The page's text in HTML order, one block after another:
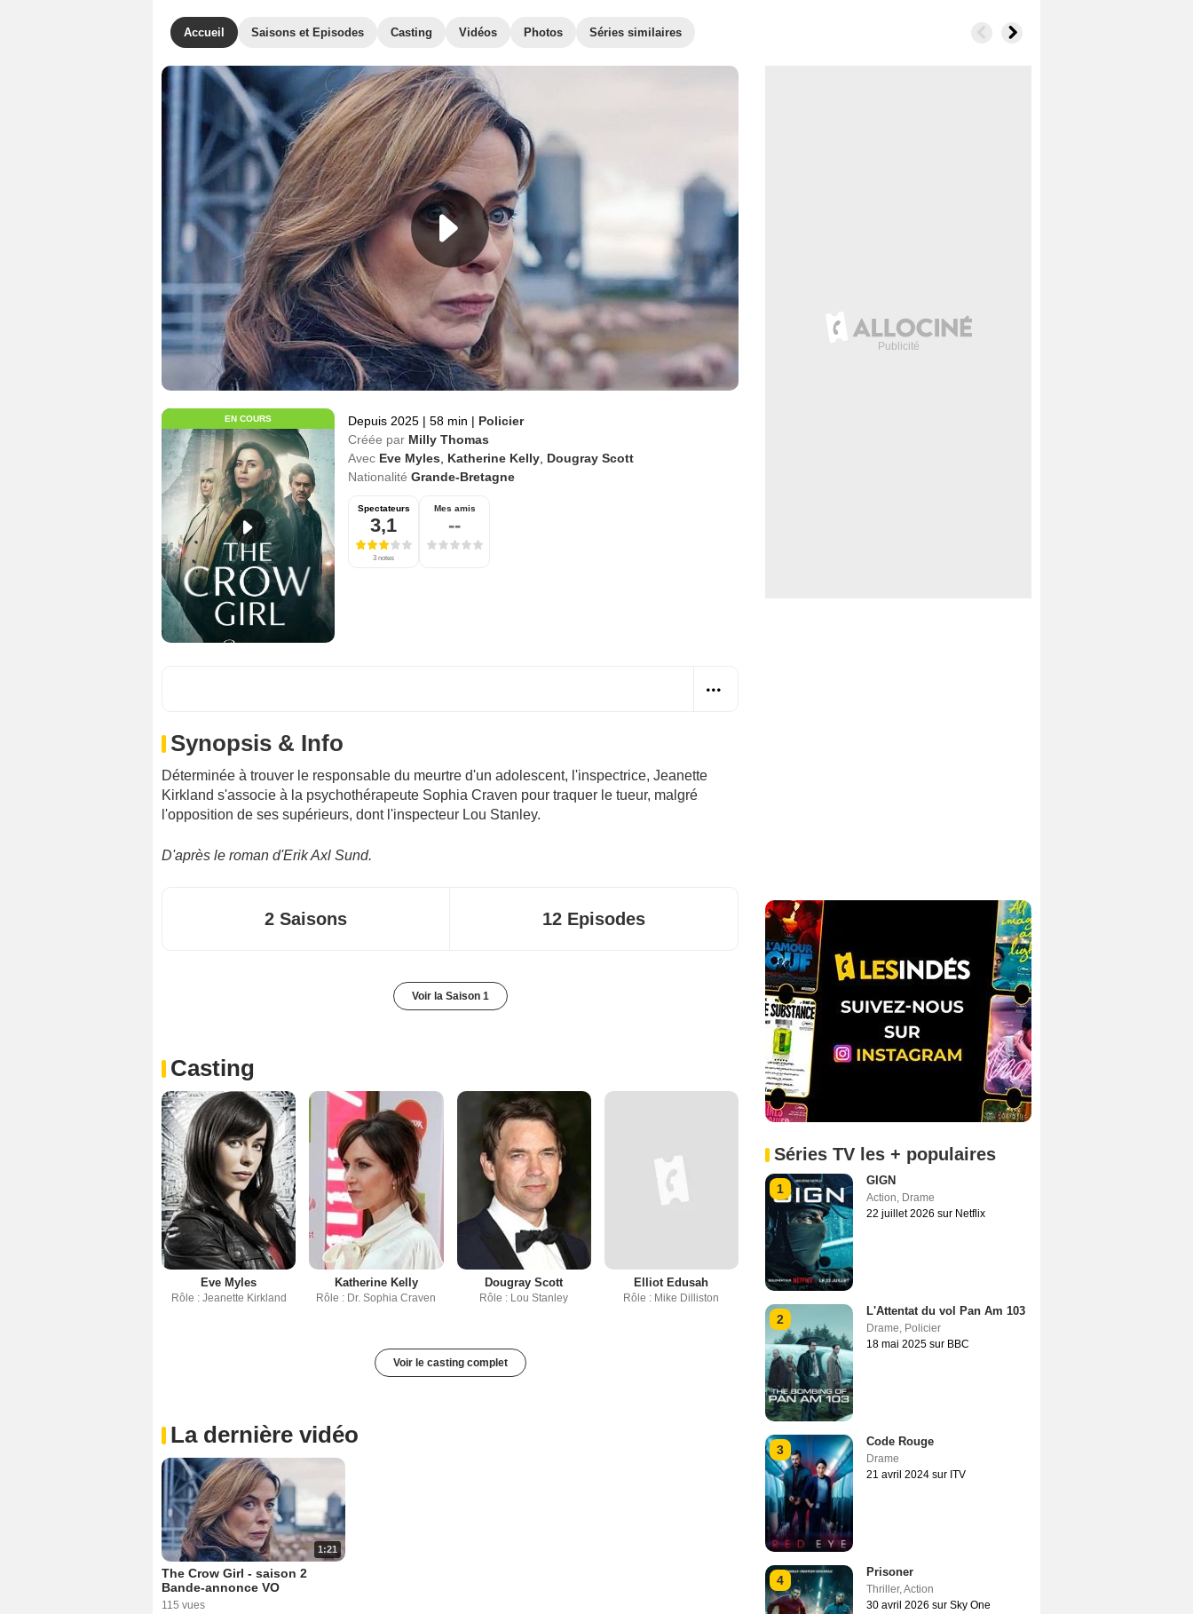
Accueil Saisons et Episodes Casting Vidéos Photos Séries similaires
EN COURS Depuis 2025 | 58 min | Policier
Créée par Milly Thomas
Avec Eve Myles Katherine Kelly Dougray Scott
Nationalité Grande-Bretagne
Spectateurs
3,1
3 notes
Mes amis
--
Synopsis & Info
Déterminée à trouver le responsable du meurtre d'un adolescent, l'inspectrice, Jeanette
Kirkland s'associe à la psychothérapeute Sophia Craven pour traquer le tueur, malgré
l'opposition de ses supérieurs, dont l'inspecteur Lou Stanley.
D'après le roman d'Erik Axl Sund.
2 Saisons 12 Episodes
Voir la Saison 1
Casting
Eve Myles
Rôle : Jeanette Kirkland
Katherine Kelly
Rôle : Dr. Sophia Craven
Dougray Scott
Rôle : Lou Stanley
Elliot Edusah
Rôle : Mike Dilliston
Voir le casting complet
La dernière vidéo
1:21
The Crow Girl - saison 2
Bande-annonce VO
115 vues
Séries TV les + populaires
1
GIGN
Action, Drame
22 juillet 2026 sur Netflix
2
L'Attentat du vol Pan Am 103
Drame, Policier
18 mai 2025 sur BBC
3
Code Rouge
Drame
21 avril 2024 sur ITV
4
Prisoner
Thriller,Action
30 avril 2026 sur Sky One